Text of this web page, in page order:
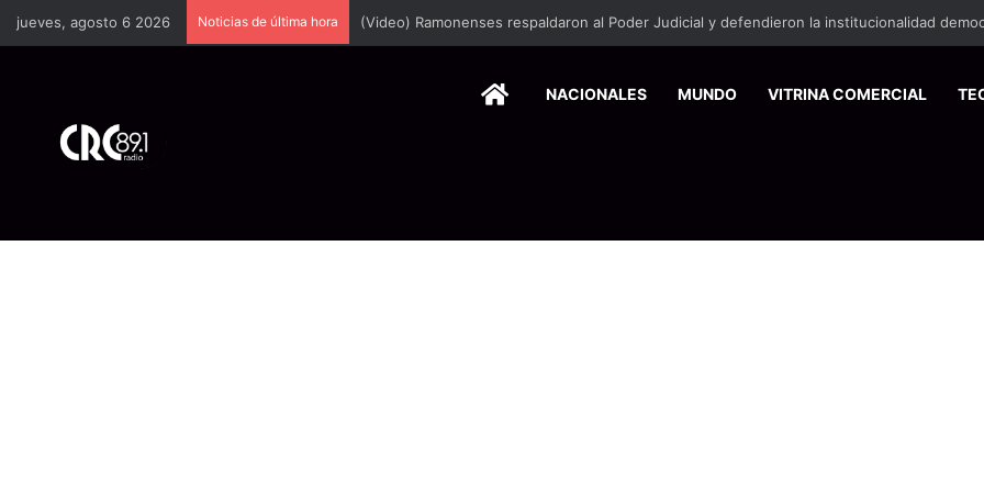
jueves, agosto 6 2026 Noticias de última hora
HOMENACIONALES MUNDO VITRINA COMERCIAL